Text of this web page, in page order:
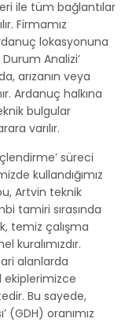
ile tüm bağlantılar
Firmamız
lokasyonuna
Analizi’
arızanın veya
Ardanuç halkına
bulgular
varılır.
süreci
kullandığımız
Artvin teknik
tamiri sırasında
temiz çalışma
kuralımızdır.
alanlarda
ekiplerimizce
Bu sayede,
(GDH) oranımız